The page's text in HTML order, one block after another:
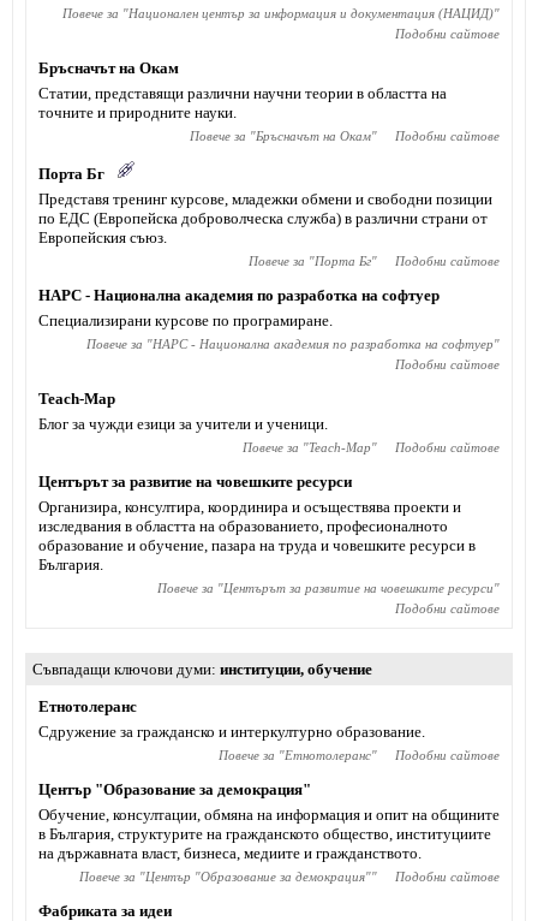
Повече за "Национален център за информация и документация (НАЦИД)"
Подобни сайтове
Бръсначът на Окам
Статии, представящи различни научни теории в областта на
точните и природните науки.
Повече за "Бръсначът на Окам" Подобни сайтове
Порта Бг
Представя тренинг курсове, младежки обмени и свободни позиции
по ЕДС (Европейска доброволческа служба) в различни страни от
Европейския съюз.
Повече за "Порта Бг" Подобни сайтове
НАРС - Национална академия по разработка на софтуер
Специализирани курсове по програмиране.
Повече за "НАРС - Национална академия по разработка на софтуер"
Подобни сайтове
Teach-Map
Блог за чужди езици за учители и ученици.
Повече за "Teach-Map" Подобни сайтове
Центърът за развитие на човешките ресурси
Организира, консултира, координира и осъществява проекти и
изследвания в областта на образованието, професионалното
образование и обучение, пазара на труда и човешките ресурси в
България.
Повече за "Центърът за развитие на човешките ресурси"
Подобни сайтове
Съвпадащи ключови думи институции, обучение
Етнотолеранс
Сдружение за гражданско и интеркултурно образование.
Повече за "Етнотолеранс" Подобни сайтове
Център "Образование за демокрация"
Обучение, консултации, обмяна на информация и опит на общините
в България, структурите на гражданското общество, институциите
на държавната власт, бизнеса, медиите и гражданството.
Повече за "Център "Образование за демокрация"" Подобни сайтове
Фабриката за идеи